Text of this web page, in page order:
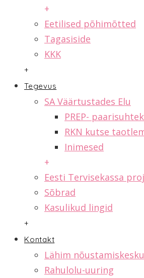
+
Eetilised põhimõtted
Tagasiside
KKK
+
Tegevus
SA Väärtustades Elu
PREP-
RKN kutse
Inimesed
+
Eesti Tervisekassa
Sõbrad
Kasulikud lingid
+
Kontakt
Lähim
Rahulolu-uuring